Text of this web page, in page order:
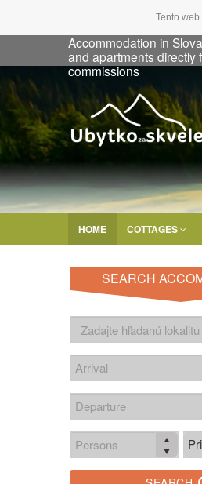
Tento
Accommodation in
and apartments directly
commissions
HOME COTTAGES
SEARCH